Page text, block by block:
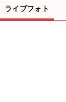
ライブフォト